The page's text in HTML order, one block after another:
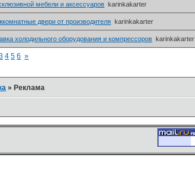
мебели и аксессуаров karinkakarter
двери от производителя karinkakarter
холодильного оборудования и компрессоров karinkakarter
4 5 6 »
»Реклама